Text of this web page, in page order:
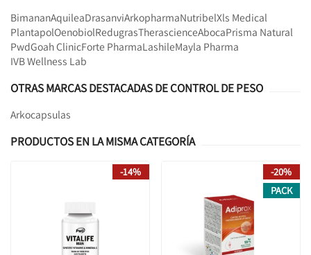
BimananAquileaDrasanviArkopharmaNutribelXls Medical
PlantapolOenobiolRedugrasTherascienceAbocaPrisma Natural
PwdGoah ClinicForte PharmaLashileMayla Pharma
IVB Wellness Lab
OTRAS MARCAS DESTACADAS DE CONTROL DE PESO
Arkocapsulas
PRODUCTOS EN LA MISMA CATEGORÍA
-14%
-20%
PACK